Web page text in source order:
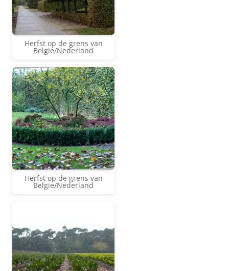
Herfst op de grens van
Belgie/Nederland
Herfst op de grens van
Belgie/Nederland